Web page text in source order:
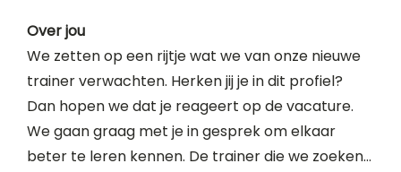
Over jou
We zetten op een rijtje wat we van onze nieuwe
trainer verwachten. Herken jij je in dit profiel?
Dan hopen we dat je reageert op de vacature.
We gaan graag met je in gesprek om elkaar
beter te leren kennen. De trainer die we zoeken…